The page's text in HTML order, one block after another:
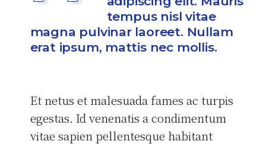
tempus nisl vitae
magna pulvinar laoreet. Nullam
erat ipsum, mattis nec mollis.
Et netus et malesuada fames ac turpis
egestas. Id venenatis a condimentum
vitae sapien pellentesque habitant